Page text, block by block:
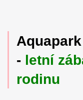
- letní
rodinu